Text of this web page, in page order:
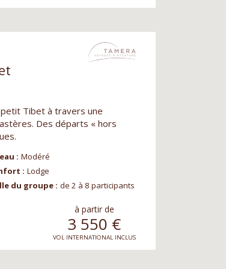
Tibet à travers une
Des départs « hors
: Modéré
: Lodge
du groupe : de 2 à 8 participants
à partir de
3 550 €
VOL INTERNATIONAL INCLUS